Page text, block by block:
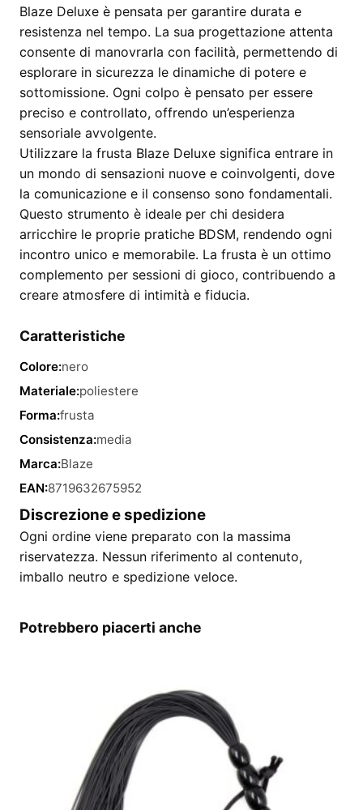
Blaze Deluxe è pensata per garantire durata e
resistenza nel tempo. La sua progettazione attenta
consente di manovrarla con facilità, permettendo di
esplorare in sicurezza le dinamiche di potere e
sottomissione. Ogni colpo è pensato per essere
preciso e controllato, offrendo un’esperienza
sensoriale avvolgente.
Utilizzare la frusta Blaze Deluxe significa entrare in
un mondo di sensazioni nuove e coinvolgenti, dove
la comunicazione e il consenso sono fondamentali.
Questo strumento è ideale per chi desidera
arricchire le proprie pratiche BDSM, rendendo ogni
incontro unico e memorabile. La frusta è un ottimo
complemento per sessioni di gioco, contribuendo a
creare atmosfere di intimità e fiducia.
Caratteristiche
Colore:nero
Materiale:poliestere
Forma:frusta
Consistenza:media
Marca:Blaze
EAN:8719632675952
Discrezione e spedizione
Ogni ordine viene preparato con la massima
riservatezza. Nessun riferimento al contenuto,
imballo neutro e spedizione veloce.
Potrebbero piacerti anche